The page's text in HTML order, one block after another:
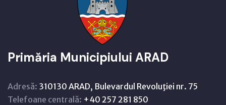
Primăria Municipiului ARAD
Adresă: 310130 ARAD, Bulevardul Revoluţiei nr. 75
Telefoane centrală: +40 257 281 850